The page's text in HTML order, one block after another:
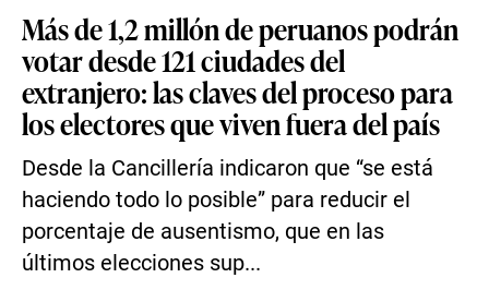
Más de 1,2 millón de peruanos podrán
votar desde 121 ciudades del
extranjero: las claves del proceso para
los electores que viven fuera del país
Desde la Cancillería indicaron que “se está
haciendo todo lo posible” para reducir el
porcentaje de ausentismo, que en las
últimos elecciones sup...